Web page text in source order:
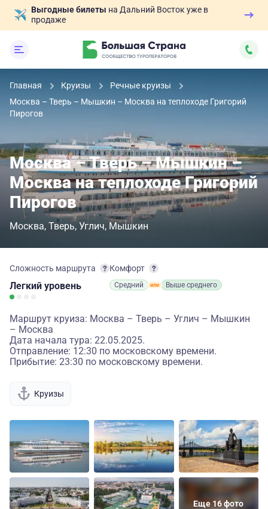
Выгодные билеты на Дальний Восток уже в
продаже
Главная Круизы
Речные круизы
Москва – Тверь – Мышкин – Москва на теплоходе Григорий
Пирогов
Москва – Тверь – Мышкин –
Москва на теплоходе Григорий
Пирогов
Москва Тверь Углич Мышкин
Сложность маршрута
Легкий уровень
Комфорт
Средний Выше среднего
Маршрут круиза: Москва – Тверь – Углич – Мышкин
– Москва
Дата начала тура: 22.05.2025.
Отправление: 12:30 по московскому времени.
Прибытие: 23:30 по московскому времени.
Круизы
Еще 16 фото